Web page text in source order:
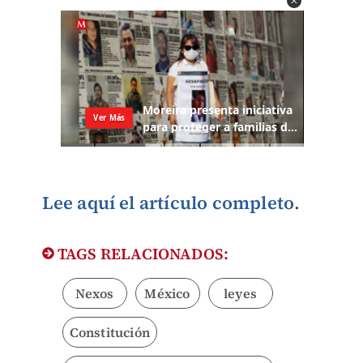
Lee aquí el artículo completo.
TAGS RELACIONADOS:
Nexos México leyes
Constitución